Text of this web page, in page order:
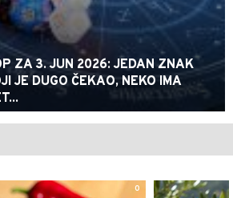
ZA 3. JUN 2026: JEDAN ZNAK
JE DUGO ČEKAO, NEKO IMA
0